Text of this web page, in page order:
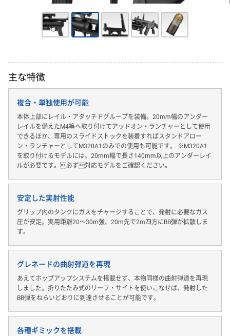
主な特徴
複合・単独使用が可能
本体上部にレイル・アタッチドグループを装備。20mm幅のアンダー
レイルを備えたM4等へ取り付けてアッドオン・ランチャーとして使用
できるほか、専用のスライドストックを装着すればスタンドアロー
ン・ランチャーとしてM320A1のみでの使用も可能です。 ※M320A1
を取り付けるモデルには、20mm幅で長さ140mm以上のアンダーレイ
ルが必要です。必ず対応モデルをご確認ください。
安定した実射性能
グリップ内のタンクにガスをチャージすることで、発射に必要なガス
圧が安定。実用距離20〜30m強、20m先で2m四方にBB弾が拡散しま
す。
グレネードの曲射弾道を再現
あえてホップアップシステムを搭載せず、本物同様の曲射弾道を再現
しました。折りたたみ式のリーフ・サイトを使いこなせば、発射した
BB弾をねらいどおりに到達させることが可能です。
各種ギミックを搭載